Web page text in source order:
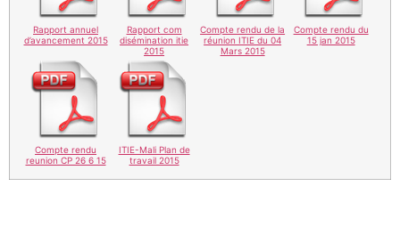
Rapport annuel
d’avancement 2015
Rapport com
disémination itie
2015
Compte rendu de la
réunion ITIE du 04
Mars 2015
Compte rendu du
15 jan 2015
Compte rendu
reunion CP 26 6 15
ITIE-Mali Plan de
travail 2015